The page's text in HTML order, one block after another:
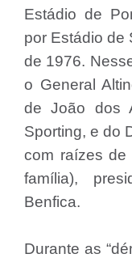
Estádio de
por Estádio de
de 1976.
o General
de João dos
Sporting, e do
com raízes
família),
Benfica.
Durante as